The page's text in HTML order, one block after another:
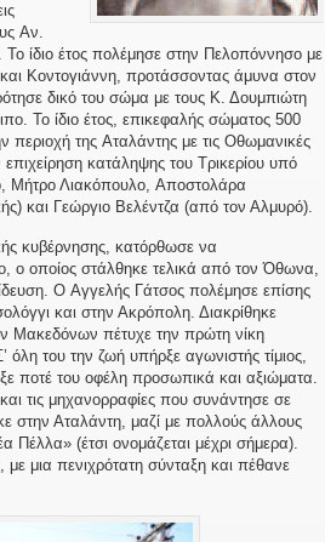
Αν.
ίδιο έτος πολέμησε στην Πελοπόννησο με
Κοντογιάννη, προτάσσοντας άμυνα στον
δικό του σώμα με τους Κ. Δουμπιώτη
Το ίδιο έτος, επικεφαλής σώματος 500
της Αταλάντης με τις Οθωμανικές
κατάληψης του Τρικερίου υπό
Μήτρο Λιακόπουλο, Αποστολάρα
και Γεώργιο Βελέντζα (από τον Αλμυρό).
κυβέρνησης, κατόρθωσε να
ο οποίος στάλθηκε τελικά από τον Όθωνα,
Ο Αγγελής Γάτσος πολέμησε επίσης
και στην Ακρόπολη. Διακρίθηκε
πέτυχε την πρώτη νίκη
του την ζωή υπήρξε αγωνιστής τίμιος,
ποτέ του οφέλη προσωπικά και αξιώματα.
τις μηχανορραφίες που συνάντησε σε
στην Αταλάντη, μαζί με πολλούς άλλους
Πέλλα» (έτσι ονομάζεται μέχρι σήμερα).
μια πενιχρότατη σύνταξη και πέθανε